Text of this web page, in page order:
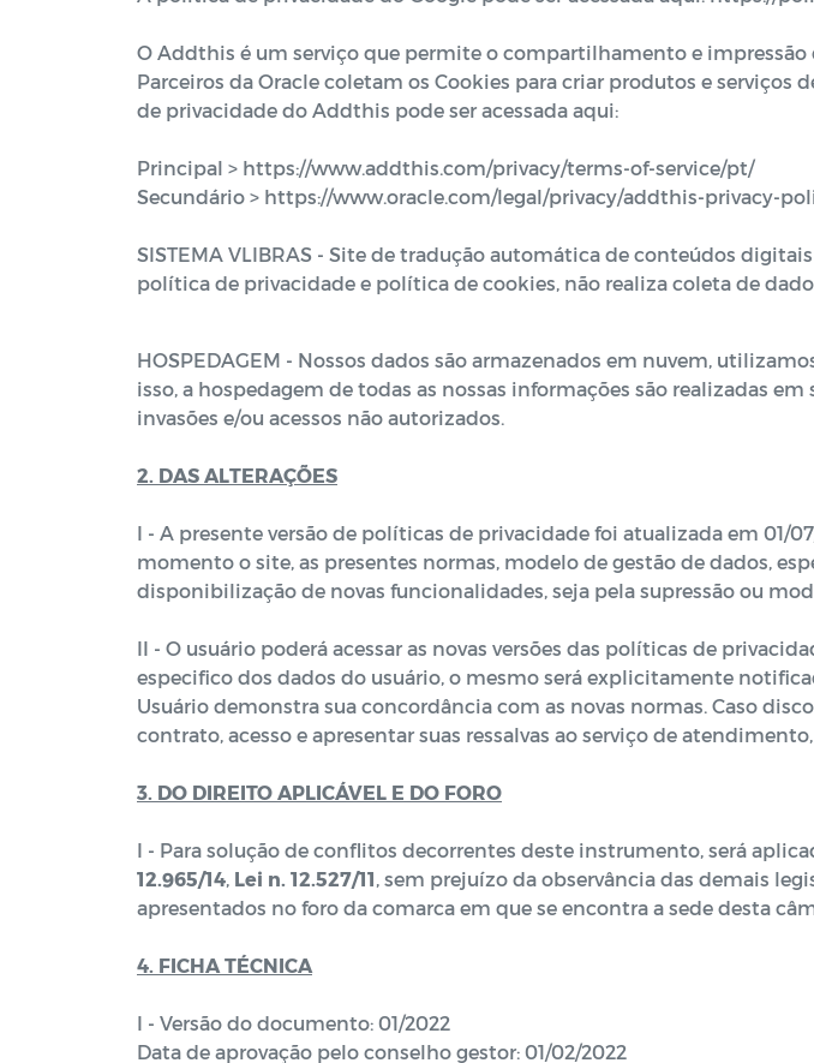
O Addthis é um serviço que permite o compartilhamento e impressão
Parceiros da Oracle coletam os Cookies para criar produtos e
de privacidade do Addthis pode ser acessada aqui:
Principal > https://www.addthis.com/privacy/terms-of-service/pt/
Secundário > https://www.oracle.com/legal/privacy/addthis-privacy-
SISTEMA VLIBRAS - Site de tradução automática de conteúdos
política de privacidade e política de cookies, não realiza coleta de
HOSPEDAGEM - Nossos dados são armazenados em nuvem,
isso, a hospedagem de todas as nossas informações são realizadas
invasões e/ou acessos não autorizados.
2. DAS ALTERAÇÕES
I - A presente versão de políticas de privacidade foi atualizada em 01/
momento o site, as presentes normas, modelo de gestão de dados,
disponibilização de novas funcionalidades, seja pela supressão ou
II - O usuário poderá acessar as novas versões das políticas de
especifico dos dados do usuário, o mesmo será explicitamente
Usuário demonstra sua concordância com as novas normas. Caso
contrato, acesso e apresentar suas ressalvas ao serviço de atendimento,
3. DO DIREITO APLICÁVEL E DO FORO
I - Para solução de conflitos decorrentes deste instrumento, será
12.965/14 Lei n. 12.527/11 , sem prejuízo da observância das demais
apresentados no foro da comarca em que se encontra a sede desta
4. FICHA TÉCNICA
I - Versão do documento: 01/2022
Data de aprovação pelo conselho gestor: 01/02/2022